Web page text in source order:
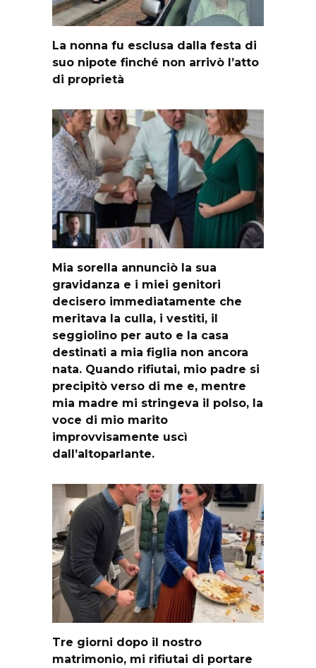
La nonna fu esclusa dalla festa di
suo nipote finché non arrivò l’atto
di proprietà
Mia sorella annunciò la sua
gravidanza e i miei genitori
decisero immediatamente che
meritava la culla, i vestiti, il
seggiolino per auto e la casa
destinati a mia figlia non ancora
nata. Quando rifiutai, mio padre si
precipitò verso di me e, mentre
mia madre mi stringeva il polso, la
voce di mio marito
improvvisamente uscì
dall’altoparlante.
Tre giorni dopo il nostro
matrimonio, mi rifiutai di portare